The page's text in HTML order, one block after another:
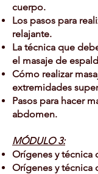
cuerpo.
Los pasos para
relajante.
La técnica que
el masaje de
Cómo realizar
extremidades
Pasos para hacer
abdomen.
MÓDULO 3:
Orígenes y técnica
Orígenes y técnica